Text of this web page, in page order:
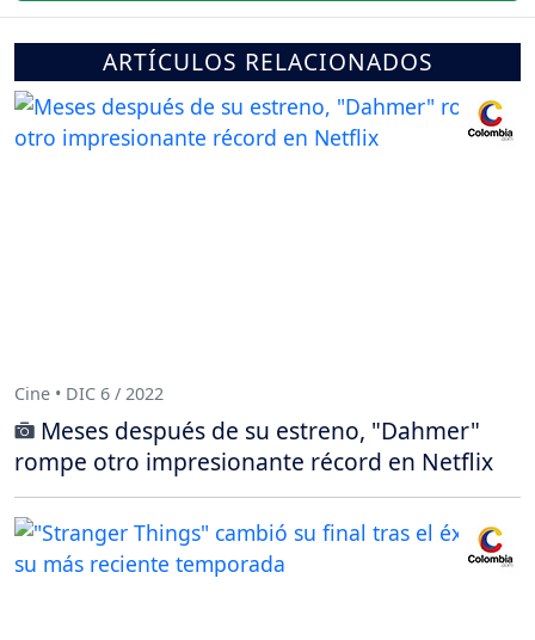
ARTÍCULOS RELACIONADOS
Cine • DIC 6 / 2022
Meses después de su estreno, "Dahmer"
rompe otro impresionante récord en Netflix